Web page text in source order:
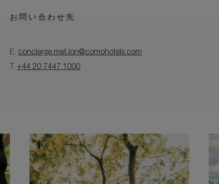
お問い合わせ先
E. concierge.met.lon@comohotels.com
T. +44 20 7447 1000